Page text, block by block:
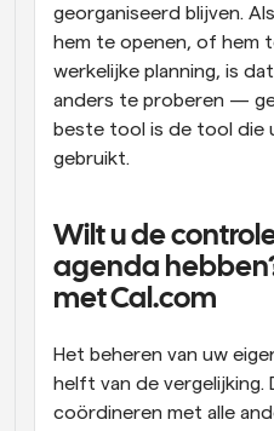
georganiseerd blijven.
hem te openen, of hem
werkelijke planning, is
anders te proberen —
beste tool is de tool die
gebruikt.
Wilt u de
agenda
met Cal.com
Het beheren van uw
helft van de
coördineren met alle